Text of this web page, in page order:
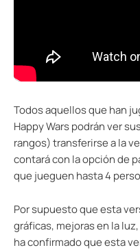
Todos aquellos que han
Happy Wars podrán ver
rangos) transferirse a la
contará con la opción de
que jueguen hasta 4
Por supuesto que esta
gráficas, mejoras en la
ha confirmado que esta